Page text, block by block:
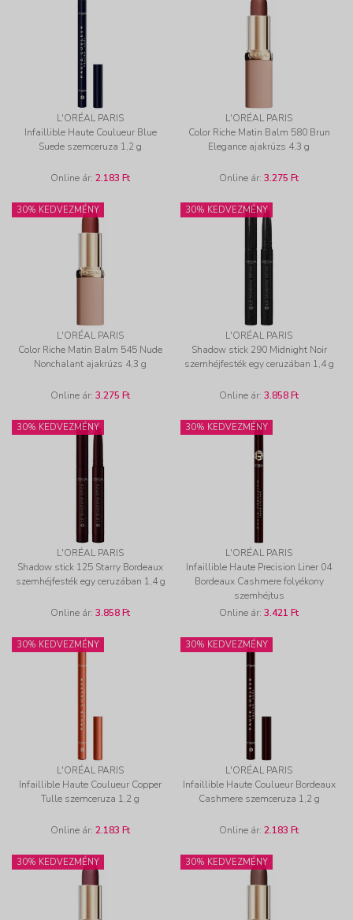
L'ORÉAL PARIS
Infaillible Haute Coulueur Blue
Suede szemceruza 1,2 g
Online ár: 2.183 Ft
L'ORÉAL PARIS
Color Riche Matin Balm 580 Brun
Elegance ajakrúzs 4,3 g
Online ár: 3.275 Ft
30% KEDVEZMÉNY
L'ORÉAL PARIS
Color Riche Matin Balm 545 Nude
Nonchalant ajakrúzs 4,3 g
Online ár: 3.275 Ft
30% KEDVEZMÉNY
L'ORÉAL PARIS
Shadow stick 290 Midnight Noir
szemhéjfesték egy ceruzában 1,4 g
Online ár: 3.858 Ft
30% KEDVEZMÉNY
L'ORÉAL PARIS
Shadow stick 125 Starry Bordeaux
szemhéjfesték egy ceruzában 1,4 g
Online ár: 3.858 Ft
30% KEDVEZMÉNY
L'ORÉAL PARIS
Infaillible Haute Precision Liner 04
Bordeaux Cashmere folyékony
szemhéjtus
Online ár: 3.421 Ft
30% KEDVEZMÉNY
L'ORÉAL PARIS
Infaillible Haute Coulueur Copper
Tulle szemceruza 1,2 g
Online ár: 2.183 Ft
30% KEDVEZMÉNY
L'ORÉAL PARIS
Infaillible Haute Coulueur Bordeaux
Cashmere szemceruza 1,2 g
Online ár: 2.183 Ft
30% KEDVEZMÉNY 30% KEDVEZMÉNY